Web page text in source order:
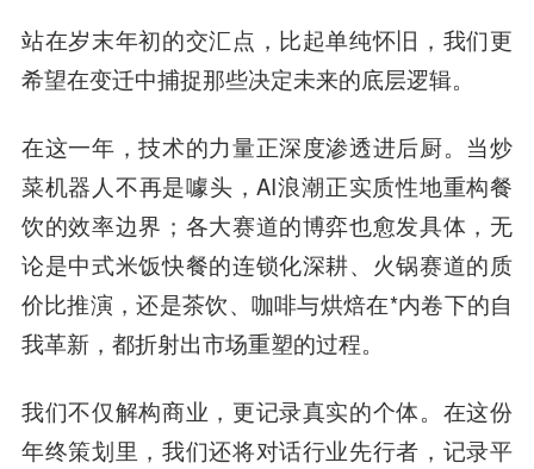
站在岁末年初的交汇点，比起单纯怀旧，我们更
希望在变迁中捕捉那些决定未来的底层逻辑。
在这一年，技术的力量正深度渗透进后厨。当炒
菜机器人不再是噱头，AI浪潮正实质性地重构餐
饮的效率边界； 各大赛道的博弈也愈发具体 ，无
论是中式米饭快餐的连锁化深耕、火锅赛道的质
价比推演，还是茶饮、咖啡与烘焙在*内卷下的自
我革新，都折射出市场重塑的过程。
我们不仅解构商业，更记录真实的个体。在这份
年终策划里，我们还将对话行业先行者 ，记录平